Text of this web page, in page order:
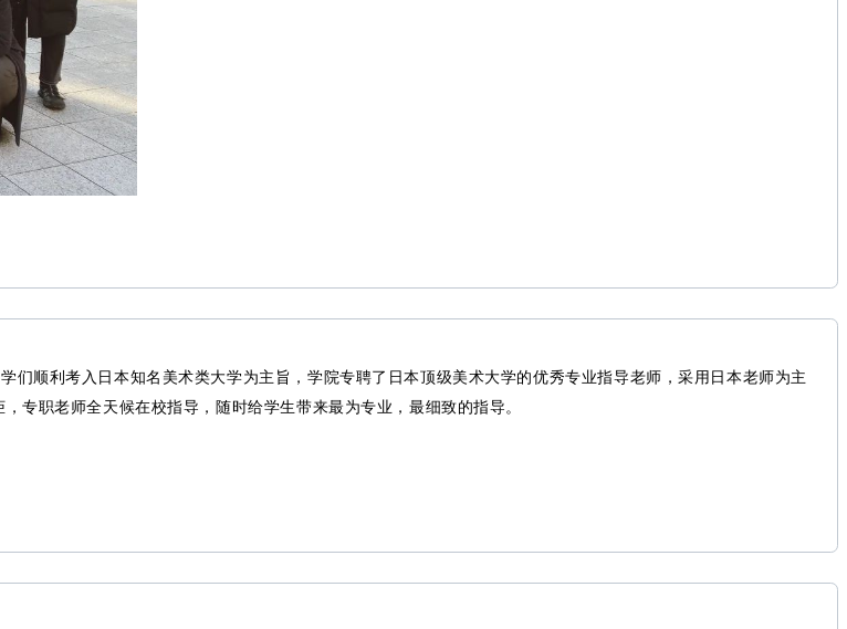
顺利考入日本知名美术类大学为主旨，学院专聘了日本顶级美术大学的优秀专业指导老师，采用日本老师为主
专职老师全天候在校指导，随时给学生带来最为专业，最细致的指导。